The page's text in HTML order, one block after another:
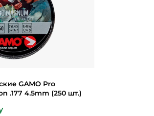
GAMO Pro
.177 4.5mm (250 шт.)